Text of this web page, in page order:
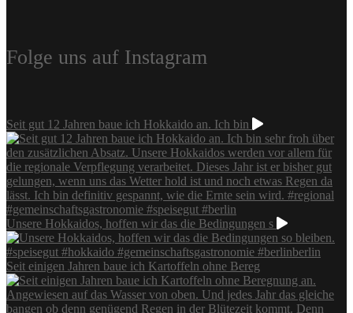
Folge uns auf Instagram
Seit gut 12 Jahren baue ich Hokkaido an. Ich bin
Unsere Hokkaidos, hoffen wir das die Bedingungen s
Seit einigen Jahren baue ich Kartoffeln ohne Bereg